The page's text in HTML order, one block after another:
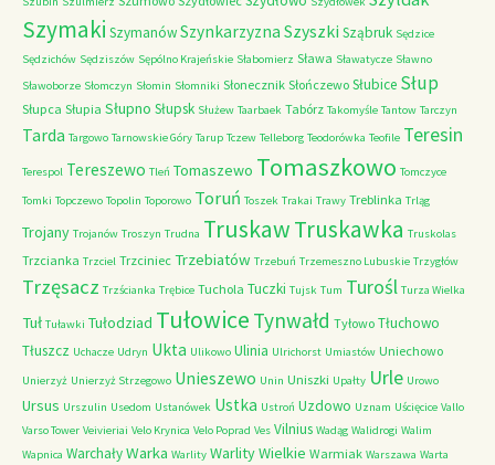
Szymaki SzymanówSzynkarzyzna Szyszki Sząbruk Sędzice
Sędzichów Sędziszów Sępólno Krajeńskie Słabomierz Sława Sławatycze Sławno
Sławoborze Słomczyn Słomin Słomniki Słonecznik Słończewo Słubice Słup
Słupca Słupia Słupno Słupsk Służew Taarbaek Tabórz Takomyśle Tantow Tarczyn
Tarda Targowo Tarnowskie Góry Tarup Tczew Telleborg Teodorówka Teofile Teresin
Terespol Tereszewo Tleń Tomaszewo Tomaszkowo Tomczyce
Tomki Topczewo Topolin Toporowo Toruń Toszek Trakai Trawy Treblinka Trląg
Trojany Trojanów Troszyn Trudna TruskawTruskawka Truskolas
Trzcianka Trzciel Trzciniec Trzebiatów Trzebuń Trzemeszno Lubuskie Trzygłów
Trzęsacz Trzścianka Trębice Tuchola Tuczki Tujsk Tum Turośl Turza Wielka
Tuł Tuławki Tułodziad Tułowice Tynwałd Tyłowo Tłuchowo
Tłuszcz Uchacze Udryn Ukta Ulikowo Ulinia Ulrichorst Umiastów Uniechowo
Unierzyż Unierzyż Strzegowo Unieszewo Unin Uniszki Upałty Urle Urowo
Ursus Urszulin Usedom Ustanówek Ustka Ustroń Uzdowo Uznam Uścięcice Vallo
Varso Tower Veivieriai Velo Krynica Velo Poprad Ves Vilnius Wadąg Walidrogi Walim
Wapnica WarchałyWarka Warlity Warlity Wielkie Warmiak Warszawa Warta